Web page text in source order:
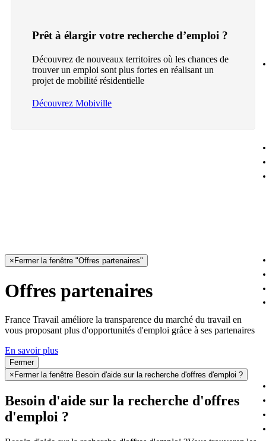
Prêt à élargir votre recherche d’emploi ?
Découvrez de nouveaux territoires où les chances de
trouver un emploi sont plus fortes en réalisant un
projet de mobilité résidentielle
Découvrez Mobiville
× Fermer la fenêtre "Offres partenaires"
Offres partenaires
France Travail améliore la transparence du marché du travail en
vous proposant plus d'opportunités d'emploi grâce à ses partenaires
En savoir plus
Fermer
× Fermer la fenêtre Besoin d'aide sur la recherche d'offres d'emploi ?
Besoin d'aide sur la recherche d'offres
d'emploi ?